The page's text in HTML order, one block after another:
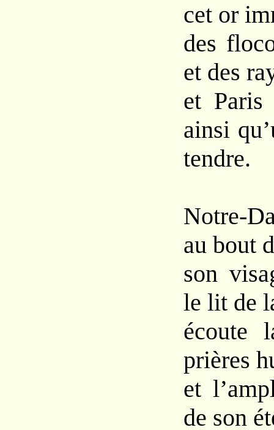
cet or
des
et des
et Paris
ainsi
tendre.
Notre-
au bout
son
le lit de
écoute
prières
et
de son